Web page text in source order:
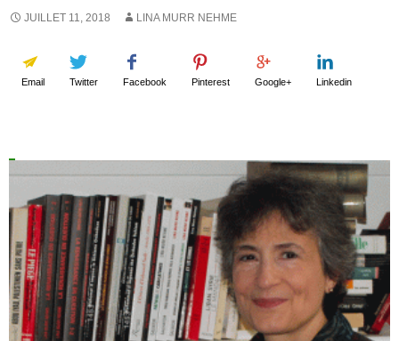
JUILLET 11, 2018 LINA MURR NEHME
Email Twitter Facebook Pinterest Google+ Linkedin